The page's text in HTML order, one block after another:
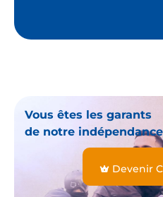
Vous êtes les garants
de notre indépendance
Devenir